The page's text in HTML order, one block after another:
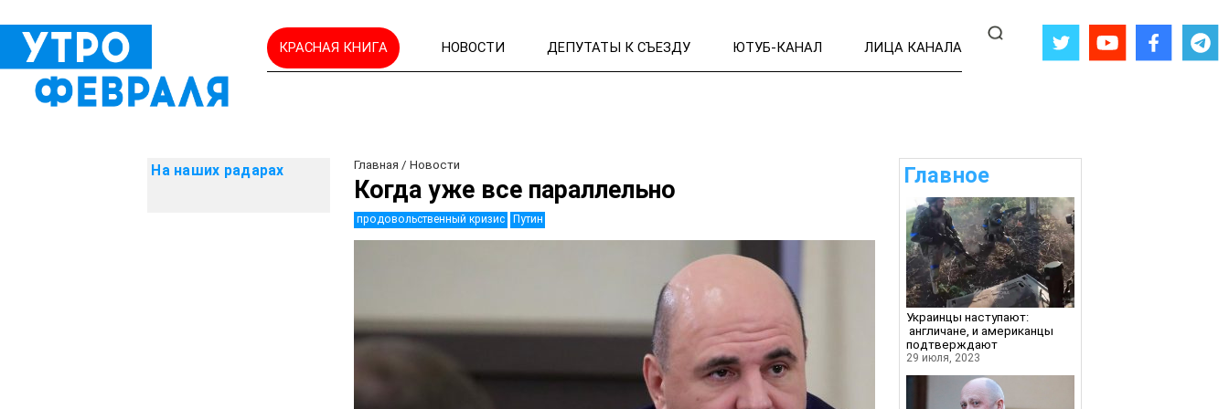
КРАСНАЯ КНИГА НОВОСТИ ДЕПУТАТЫ К СЪЕЗДУ ЮТУБ-КАНАЛ ЛИЦА КАНАЛА
На наших радарах Главная /Новости
Когда уже все параллельно
продовольственный кризис Путин
Главное
Украинцы наступают:
англичане, и американцы
подтверждают
29 июля, 2023